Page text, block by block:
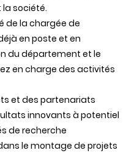
la société.
de la chargée de
en poste et en
du département et le
en charge des activités
et des partenariats
innovants à potentiel
de recherche
le montage de projets